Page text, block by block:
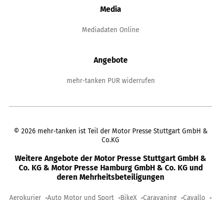
Media
Mediadaten Online
Angebote
mehr-tanken PUR widerrufen
© 2026 mehr-tanken ist Teil der Motor Presse Stuttgart GmbH &
Co.KG
Weitere Angebote der Motor Presse Stuttgart GmbH &
Co. KG & Motor Presse Hamburg GmbH & Co. KG und
deren Mehrheitsbeteiligungen
Aerokurier Auto Motor und Sport BikeX Caravaning Cavallo